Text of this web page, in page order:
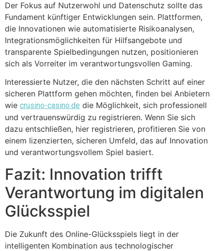
Der Fokus auf Nutzerwohl und Datenschutz sollte das
Fundament künftiger Entwicklungen sein. Plattformen,
die Innovationen wie automatisierte Risikoanalysen,
Integrationsmöglichkeiten für Hilfsangebote und
transparente Spielbedingungen nutzen, positionieren
sich als Vorreiter im verantwortungsvollen Gaming.
Interessierte Nutzer, die den nächsten Schritt auf einer
sicheren Plattform gehen möchten, finden bei Anbietern
wie crusino-casino.de die Möglichkeit, sich professionell
und vertrauenswürdig zu registrieren. Wenn Sie sich
dazu entschließen, hier registrieren, profitieren Sie von
einem lizenzierten, sicheren Umfeld, das auf Innovation
und verantwortungsvollem Spiel basiert.
Fazit: Innovation trifft
Verantwortung im digitalen
Glücksspiel
Die Zukunft des Online-Glücksspiels liegt in der
intelligenten Kombination aus technologischer